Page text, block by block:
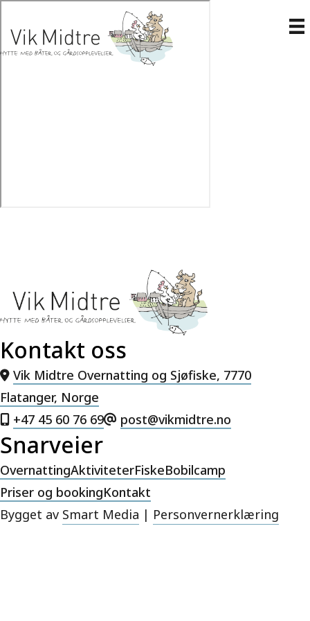
Kontakt oss
Vik Midtre Overnatting og Sjøfiske, 7770
Flatanger, Norge
+47 45 60 76 69
post@vikmidtre.no
Snarveier
OvernattingAktiviteterFiskeBobilcamp
Priser og bookingKontakt
Bygget av Smart Media | Personvernerklæring